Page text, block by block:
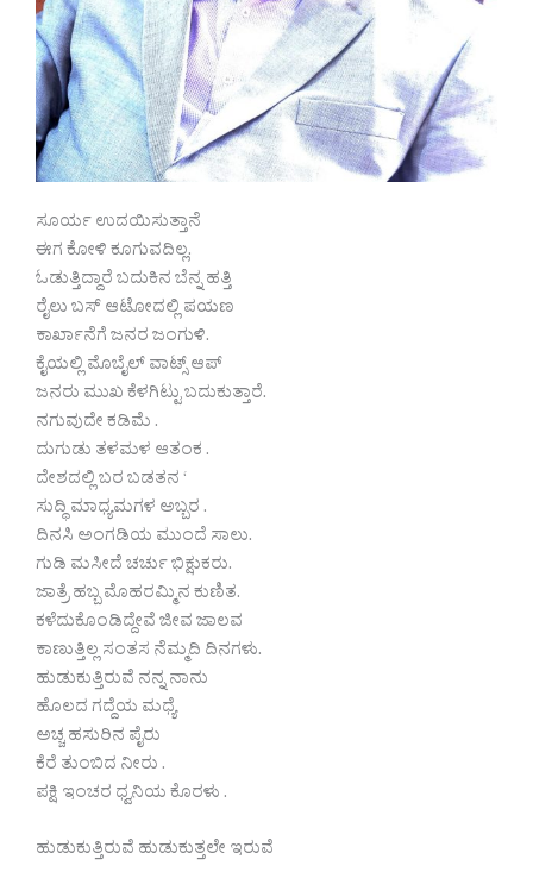
ಸೂರ್ಯ ಉದಯಿಸುತ್ತಾನೆ
ಈಗ ಕೋಳಿ ಕೂಗುವದಿಲ್ಲ.
ಓಡುತ್ತಿದ್ದಾರೆ ಬದುಕಿನ ಬೆನ್ನ ಹತ್ತಿ
ರೈಲು ಬಸ್ ಆಟೋದಲ್ಲಿ ಪಯಣ
ಕಾರ್ಖಾನೆಗೆ ಜನರ ಜಂಗುಳಿ.
ಕೈಯಲ್ಲಿ ಮೊಬೈಲ್ ವಾಟ್ಸ್ ಆಪ್
ಜನರು ಮುಖ ಕೆಳಗಿಟ್ಟು ಬದುಕುತ್ತಾರೆ.
ನಗುವುದೇ ಕಡಿಮೆ .
ದುಗುಡು ತಳಮಳ ಆತಂಕ .
ದೇಶದಲ್ಲಿ ಬರ ಬಡತನ ‘
ಸುದ್ಧಿ ಮಾಧ್ಯಮಗಳ ಅಬ್ಬರ .
ದಿನಸಿ ಅಂಗಡಿಯ ಮುಂದೆ ಸಾಲು.
ಗುಡಿ ಮಸೀದೆ ಚರ್ಚು ಭಿಕ್ಷುಕರು.
ಜಾತ್ರೆ ಹಬ್ಬ ಮೊಹರಮ್ಮಿನ ಕುಣಿತ.
ಕಳೆದುಕೊಂಡಿದ್ದೇವೆ ಜೀವ ಜಾಲವ
ಕಾಣುತ್ತಿಲ್ಲ ಸಂತಸ ನೆಮ್ಮದಿ ದಿನಗಳು.
ಹುಡುಕುತ್ತಿರುವೆ ನನ್ನ ನಾನು
ಹೊಲದ ಗದ್ದೆಯ ಮಧ್ಯೆ
ಅಚ್ಚ ಹಸುರಿನ ಪೈರು
ಕೆರೆ ತುಂಬಿದ ನೀರು .
ಪಕ್ಷಿ ಇಂಚರ ಧ್ವನಿಯ ಕೊರಳು .
ಹುಡುಕುತ್ತಿರುವೆ ಹುಡುಕುತ್ತಲೇ ಇರುವೆ